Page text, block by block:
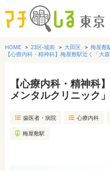
グルメ
美容・健康
HOME 23区-城南 大田区 梅屋敷
【心療内科・精神科】梅屋敷駅近く「大
【心療内科・精神科
メンタルクリニック
歯医者・病院 心療内科
梅屋敷駅